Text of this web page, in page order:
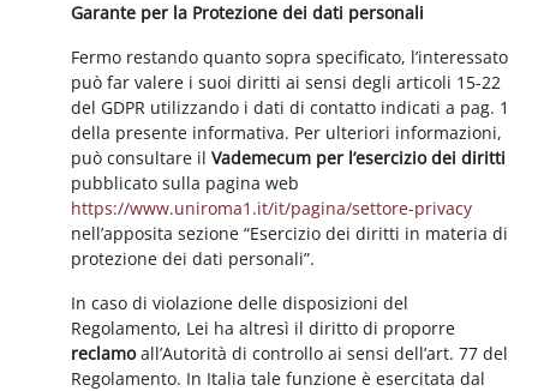
Garante per la Protezione dei dati personali
Fermo restando quanto sopra specificato, l’interessato
può far valere i suoi diritti ai sensi degli articoli 15-22
del GDPR utilizzando i dati di contatto indicati a pag. 1
della presente informativa. Per ulteriori informazioni,
può consultare ilVademecum per l’esercizio dei diritti
pubblicato sulla pagina web
https://www.uniroma1.it/it/pagina/settore-privacy
nell’apposita sezione “Esercizio dei diritti in materia di
protezione dei dati personali”.
In caso di violazione delle disposizioni del
Regolamento, Lei ha altresì il diritto di proporre
reclamoall’Autorità di controllo ai sensi dell’art. 77 del
Regolamento. In Italia tale funzione è esercitata dal